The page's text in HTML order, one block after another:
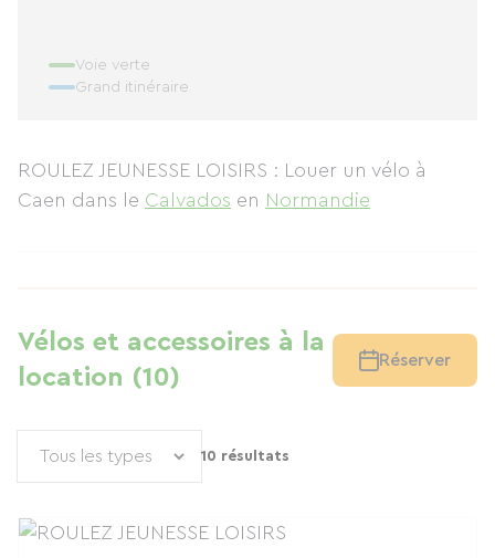
Voie verte
Grand itinéraire
ROULEZ JEUNESSE LOISIRS : Louer un vélo à
Caen dans le Calvados en Normandie
Vélos et accessoires à la
location (10)
Réserver
10 résultats